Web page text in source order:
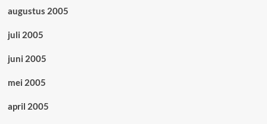
augustus 2005
juli 2005
juni 2005
mei 2005
april 2005